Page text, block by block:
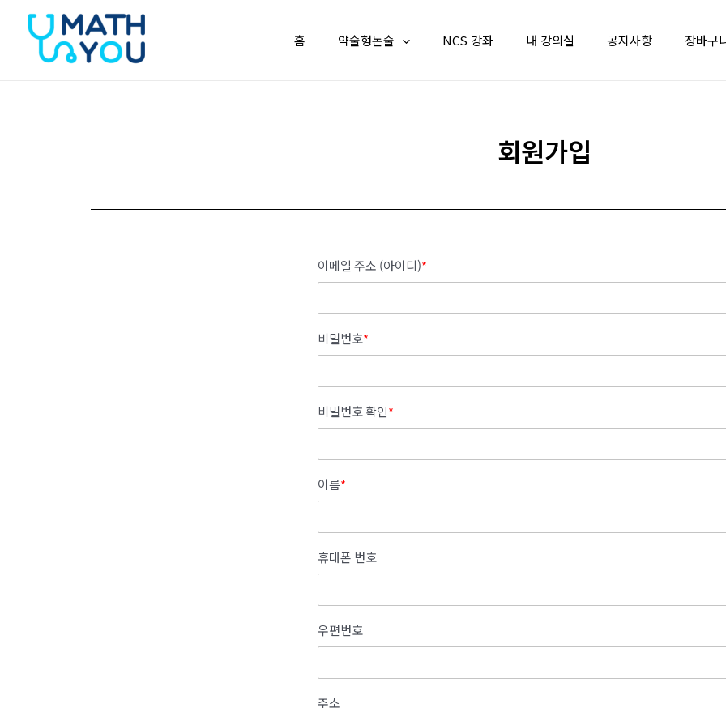
건너뛰기
홈 약술형논술 NCS 강좌 내 강의실 공지사항 장바구
회원가입
이메일 주소 (아이디)*
비밀번호*
비밀번호 확인*
이름*
휴대폰 번호
우편번호
주소